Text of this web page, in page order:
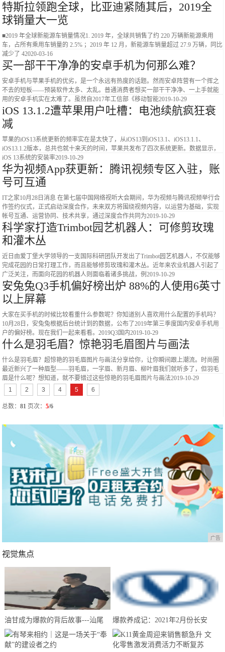
特斯拉领跑全球，比亚迪紧随其后，2019全
球销量大一览
■2019 年全球新能源车销量情况1. 2019 年，全球共销售了约 220 万辆新能源乘用
车，占所有乘用车销量的 2.5% ；2019 年 12 月，新能源车销量超过 27.9 万辆，同比
减少了 42020-03-16
买一部干干净净的安卓手机为何那么难？
安卓手机与苹果手机的优劣，是一个永远有热度的话题。然而安卓阵营有一个挥之
不去的短板——预装软件太多、太乱。普通消费者想买一部干干净净、一上手就能
用的安卓手机实在太难了。虽然自2017年工信部《移动智能2019-10-29
iOS 13.1.2遭苹果用户吐槽：电池续航疯狂衰
减
苹果的iOS13系统更新的频率实在是太快了，从iOS13到iOS13.1、iOS13.1.1、
iOS13.1.2版本，总共也就十来天的时间，苹果共发布了四次系统更新。数据显示，
iOS 13系统的安装率2019-10-29
华为视频App获更新：腾讯视频专区入驻，账
号可互通
IT之家10月28日消息 在第七届中国网络视听大会期间，华为视频与腾讯视频举行合
作签约仪式，正式启动深度合作，未来双方将围绕视频内容，以运营为基础，实现
帐号互通、运营协同、技术共享，通过深度合作共同为2019-10-29
科学家打造Trimbot园艺机器人：可修剪玫瑰
和灌木丛
近日由爱丁堡大学领导的一支国际科研团队开发出了Trimbot园艺机器人，不仅能够
完成花园的日常打理工作，而且能够修剪玫瑰和灌木丛。近年来农业机器人引起了
广泛关注，而面向花园的机器人则面临着诸多挑战，例2019-10-29
安兔兔Q3手机偏好榜出炉 88%的人使用6英寸
以上屏幕
大家在买手机的时候比较看重什么参数呢？你知道别人喜欢用什么配置的手机吗？
10月28日，安兔兔根据后台统计到的数据，公布了2019年第三季度国内安卓手机用
户的偏好榜。现在我们一起来看看。2019Q3国内2019-10-29
什么是羽毛眉？惊艳羽毛眉图片与画法
什么是羽毛眉？超惊艳的羽毛眉图片与画法分享给你，让你瞬间跟上潮流。时尚圈
最近新兴了一种眉型——羽毛眉，一字眉、新月眉、柳叶眉我们就听多了，但羽毛
眉是什么呢？想知道，就不要错过这些惊艳的羽毛眉图片与画法2019-10-29
1
2 3 4 5 6
总数：81 页次：5/6
广告
视觉焦点
油甘成为爆款的背后故事---汕尾
南果农业带你来揭晓
爆款养成记：2021年2月份长安
CS75夺得中国SUV销量冠军